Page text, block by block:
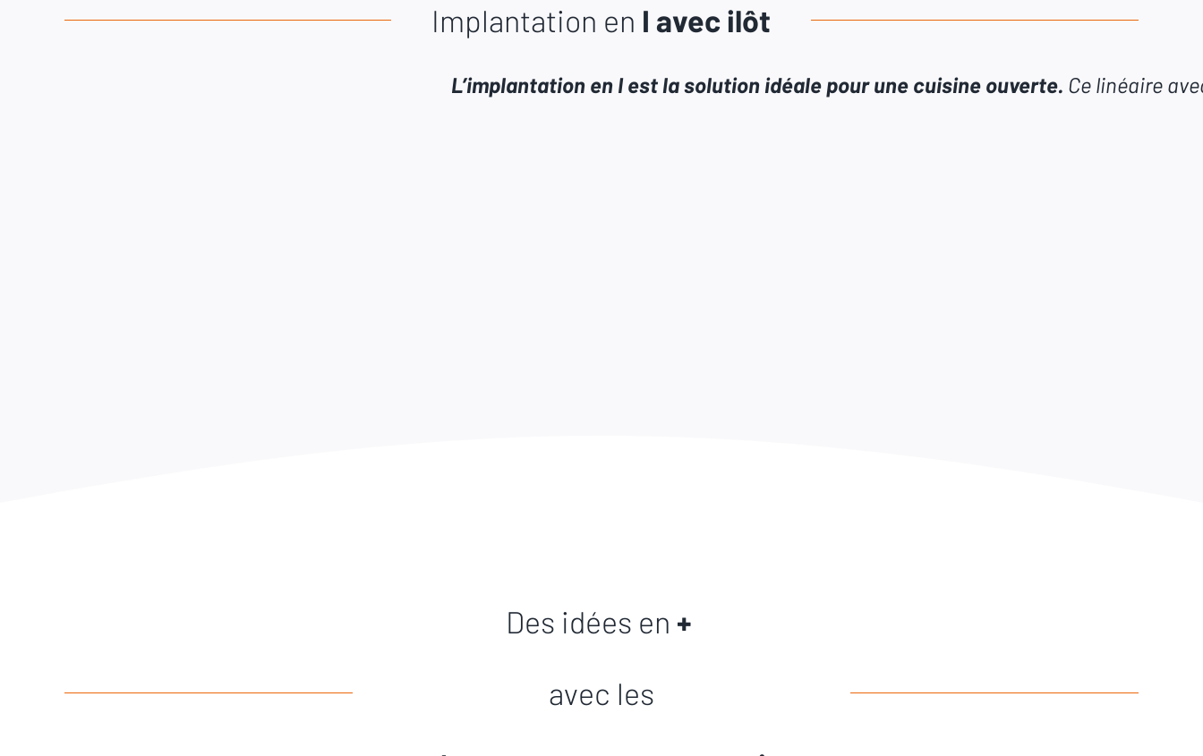
Implantation en I avec ilôt
L’implantation en I est la solution idéale pour une cuisine ouverte. Ce linéaire
Des idées en +
avec les